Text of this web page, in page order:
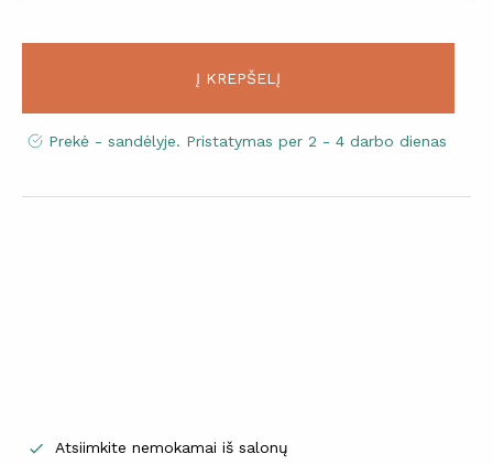
Į KREPŠELĮ
Prekė - sandėlyje. Pristatymas per 2 - 4 darbo dienas
 Atsiimkite nemokamai iš salonų